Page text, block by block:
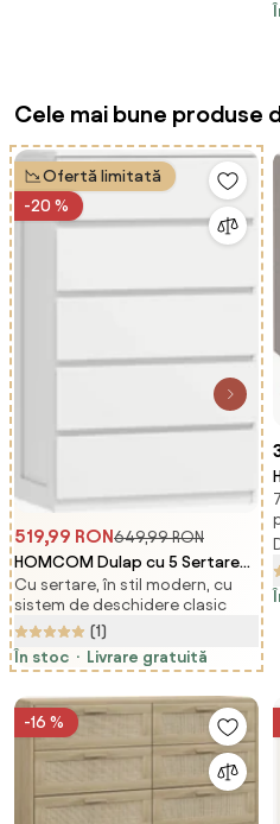
Cele mai bune produse
Ofertă limitată
-20 %
519,99 RON649,99 RON
HOMCOM Dulap cu 5 Sertare
pentru Dormitor, Dulap
Depozitare cu Glisiere Metalice
și Canelură, Cufăr Alb, Ideal
pentru Spațiu și Stil | Aosom
Cu sertare, în stil modern, cu
sistem de deschidere clasic
(1)
În stoc
Livrare gratuită
-16 %